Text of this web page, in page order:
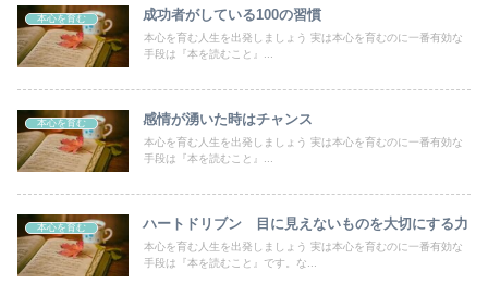
本心を育む 成功者がしている100の習慣
本心を育む人生を出発しましょう 実は本心を育むのに一番有効な
手段は『本を読むこと』...
本心を育む 感情が湧いた時はチャンス
本心を育む人生を出発しましょう 実は本心を育むのに一番有効な
手段は『本を読むこと』...
本心を育む ハートドリブン 目に見えないものを大切にする力
本心を育む人生を出発しましょう 実は本心を育むのに一番有効な
手段は『本を読むこと』です。な...